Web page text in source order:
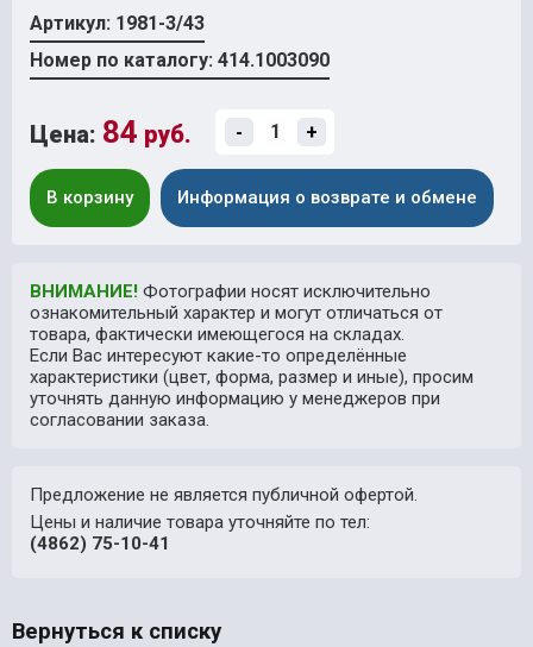
Артикул: 1981-3/43
Номер по каталогу: 414.1003090
Цена: 84 руб. - +
В корзину Информация о возврате и обмене
ВНИМАНИЕ! Фотографии носят исключительно
ознакомительный характер и могут отличаться от
товара, фактически имеющегося на складах.
Если Вас интересуют какие-то определённые
характеристики (цвет, форма, размер и иные), просим
уточнять данную информацию у менеджеров при
согласовании заказа.
Предложение не является публичной офертой.
Цены и наличие товара уточняйте по тел:
(4862) 75-10-41
Вернуться к списку